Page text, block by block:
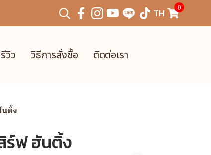
TH 0
รีวิว วิธีการสั่งซื้อ ติดต่อเรา
ติ้ง
ร์ฟ ฮันติ้ง